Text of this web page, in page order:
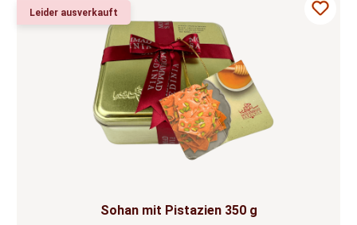
Leider ausverkauft
Sohan mit Pistazien 350 g